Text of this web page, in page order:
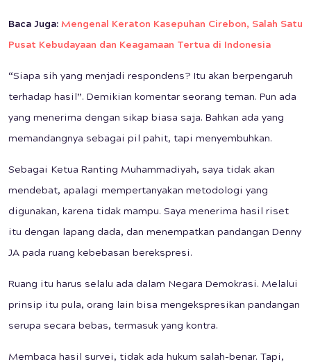
Baca Juga: Mengenal Keraton Kasepuhan Cirebon, Salah Satu
Pusat Kebudayaan dan Keagamaan Tertua di Indonesia
“Siapa sih yang menjadi respondens? Itu akan berpengaruh
terhadap hasil”. Demikian komentar seorang teman. Pun ada
yang menerima dengan sikap biasa saja. Bahkan ada yang
memandangnya sebagai pil pahit, tapi menyembuhkan.
Sebagai Ketua Ranting Muhammadiyah, saya tidak akan
mendebat, apalagi mempertanyakan metodologi yang
digunakan, karena tidak mampu. Saya menerima hasil riset
itu dengan lapang dada, dan menempatkan pandangan Denny
JA pada ruang kebebasan berekspresi.
Ruang itu harus selalu ada dalam Negara Demokrasi. Melalui
prinsip itu pula, orang lain bisa mengekspresikan pandangan
serupa secara bebas, termasuk yang kontra.
Membaca hasil survei, tidak ada hukum salah-benar. Tapi,